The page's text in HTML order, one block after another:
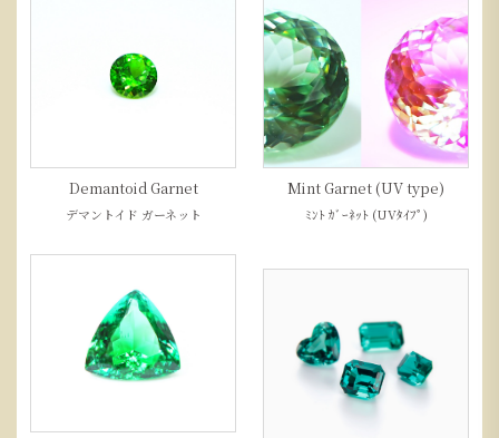
Demantoid Garnet
デマントイド ガーネット
Mint Garnet (UV type)
ﾐﾝﾄ ｶﾞｰﾈｯﾄ (UVﾀｲﾌﾟ)